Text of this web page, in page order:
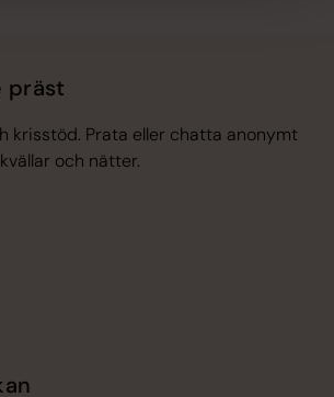
präst
krisstöd. Prata eller chatta anonymt
och nätter.